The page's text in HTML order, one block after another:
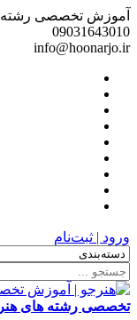
آموزش تخصصی رشته
09031643010
info@hoonarjo.ir
ورود | ثبت‌نام
تخصصی رشته های